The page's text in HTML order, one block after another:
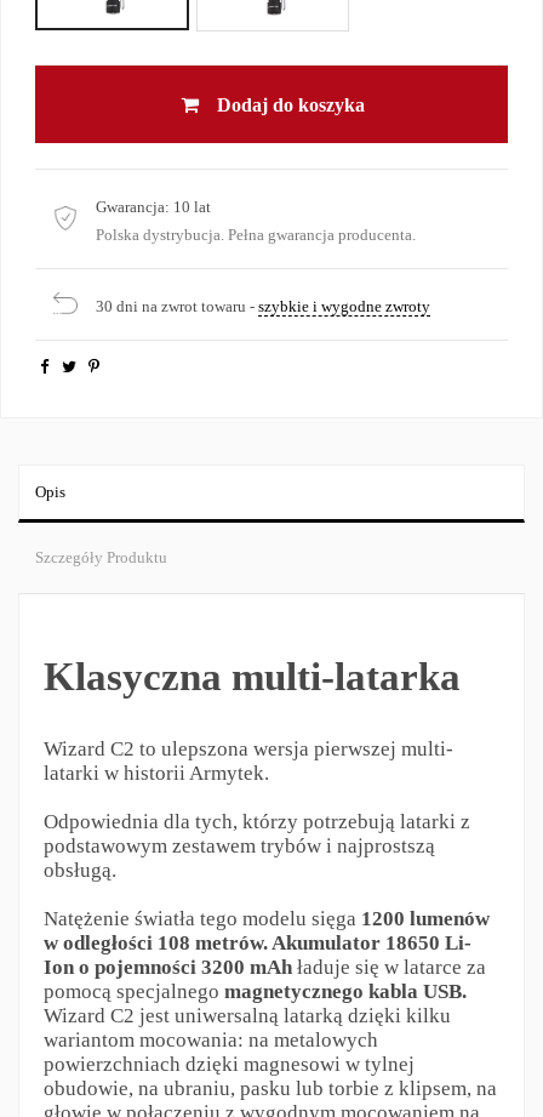
Dodaj do koszyka
Gwarancja: 10 lat
Polska dystrybucja. Pełna gwarancja producenta.
30 dni na zwrot towaru - szybkie i wygodne zwroty
Opis
Szczegóły Produktu
Klasyczna multi-latarka
Wizard C2 to ulepszona wersja pierwszej multi-
latarki w historii Armytek.
Odpowiednia dla tych, którzy potrzebują latarki z
podstawowym zestawem trybów i najprostszą
obsługą.
Natężenie światła tego modelu sięga 1200 lumenów
w odległości 108 metrów. Akumulator 18650 Li-
Ion o pojemności 3200 mAhładuje się w latarce za
pomocą specjalnego magnetycznego kabla USB.
Wizard C2 jest uniwersalną latarką dzięki kilku
wariantom mocowania: na metalowych
powierzchniach dzięki magnesowi w tylnej
obudowie, na ubraniu, pasku lub torbie z klipsem, na